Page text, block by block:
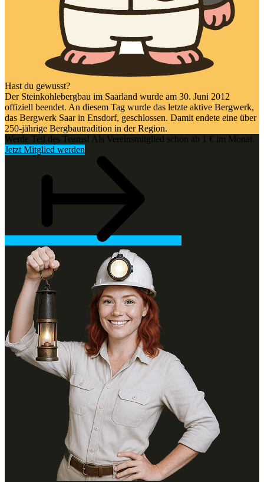
Hast du gewusst?
Der Steinkohlebergbau im Saarland wurde am 30. Juni 2012
offiziell beendet. An diesem Tag wurde das letzte aktive Bergwerk,
das Bergwerk Saar in Ensdorf, geschlossen. Damit endete eine über
250-jährige Bergbautradition in der Region.
Werde Teil des Teams! Als Vereinsmitglied schon ab 1 € im Monat.
Jetzt Mitglied werden